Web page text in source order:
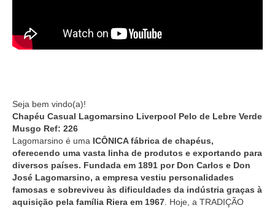
Seja bem vindo(a)!
Chapéu Casual Lagomarsino Liverpool Pelo de Lebre Verde
Musgo Ref: 226
Lagomarsino é uma ICÔNICA fábrica de chapéus,
oferecendo uma vasta linha de produtos e exportando para
diversos países. Fundada em 1891 por Don Carlos e Don
José Lagomarsino, a empresa vestiu personalidades
famosas e sobreviveu às dificuldades da indústria graças à
aquisição pela família Riera em 1967 . Hoje, a TRADIÇÃO